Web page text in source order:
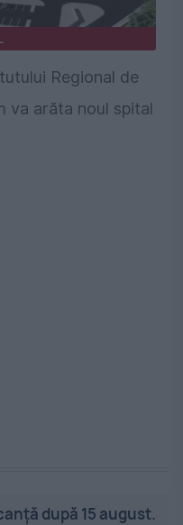
Regional de
va arăta noul spital
după 15 august.